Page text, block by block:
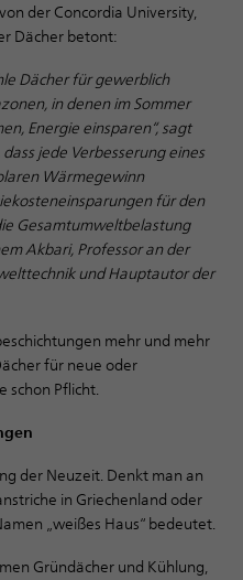
der Concordia University,
Dächer betont:
Dächer für gewerblich
in denen im Sommer
Energie einsparen“, sagt
jede Verbesserung eines
Wärmegewinn
für den
Gesamtumweltbelastung
Akbari, Professor an der
und Hauptautor der
mehr und mehr
für neue oder
schon Pflicht.
der Neuzeit. Denkt man an
in Griechenland oder
„weißes Haus“ bedeutet.
Gründächer und Kühlung,